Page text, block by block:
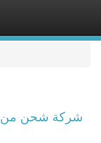
شركة شحن من